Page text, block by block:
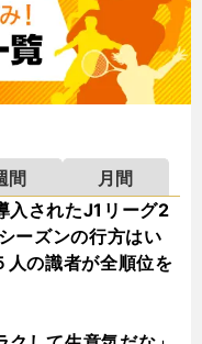
間
月間
入されたJ1リーグ2
ーズンの行方はい
の識者が全順位を